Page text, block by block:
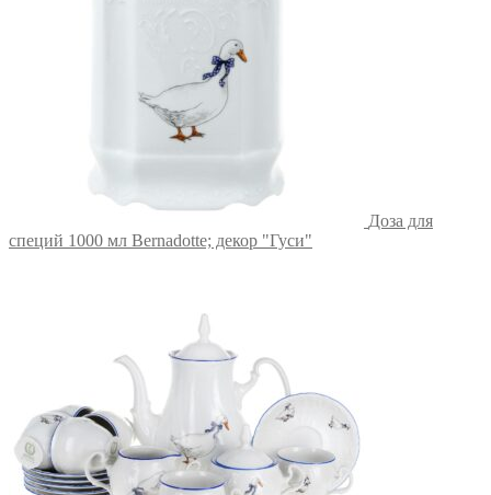
Доза для
специй 1000 мл Bernadotte; декор "Гуси"